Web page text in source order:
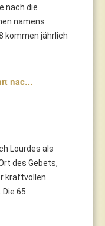
nach die
namens
kommen jährlich
nac…
Lourdes als
des Gebets,
kraftvollen
65.